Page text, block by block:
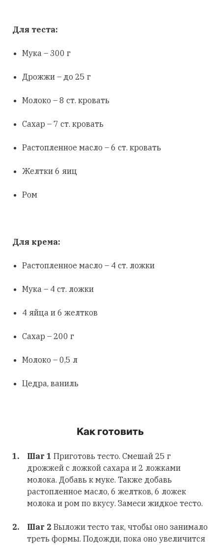
Для теста:
Мука – 300 г
Дрожжи – до 25 г
Молоко – 8 ст. кровать
Сахар – 7 ст. кровать
Растопленное масло – 6 ст. кровать
Желтки 6 яиц
Ром
Для крема:
Растопленное масло – 4 ст. ложки
Мука – 4 ст. ложки
4 яйца и 6 желтков
Сахар – 200 г
Молоко – 0,5 л
Цедра, ваниль
Как готовить
Шаг 1 Приготовь тесто. Смешай 25 г
дрожжей с ложкой сахара и 2 ложками
молока. Добавь к муке. Также добавь
растопленное масло, 6 желтков, 6 ложек
молока и ром по вкусу. Замеси жидкое тесто.
Шаг 2 Выложи тесто так, чтобы оно занимало
треть формы. Подожди, пока оно увеличится